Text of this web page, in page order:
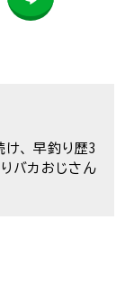
け、早釣り歴3
バカおじさん